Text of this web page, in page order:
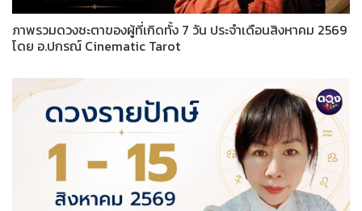
ภาพรวมดวงชะตาของผู้ที่เกิดทั้ง 7 วัน ประจำเดือนสิงหาคม 2569
โดย อ.ปกรณ์ Cinematic Tarot